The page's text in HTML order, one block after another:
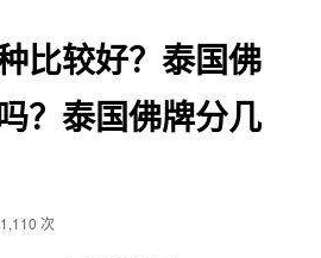
比较好？泰国佛
？泰国佛牌分几
次